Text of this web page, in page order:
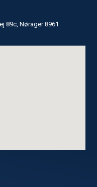
89c, Nørager 8961